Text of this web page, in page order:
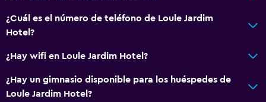
¿Cuál es el número de teléfono de Loule Jardim
Hotel?
¿Hay wifi en Loule Jardim Hotel?
¿Hay un gimnasio disponible para los huéspedes de
Loule Jardim Hotel?